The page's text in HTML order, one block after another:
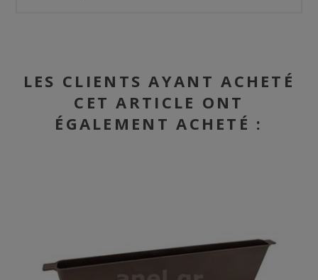
LES CLIENTS AYANT ACHETÉ
CET ARTICLE ONT
ÉGALEMENT ACHETÉ :